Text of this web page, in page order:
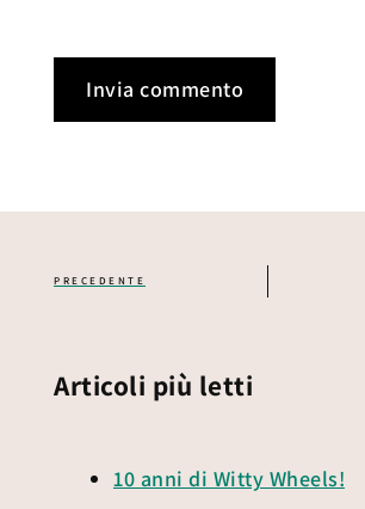
PRECEDENTE
Articoli più letti
10 anni di Witty Wheels!